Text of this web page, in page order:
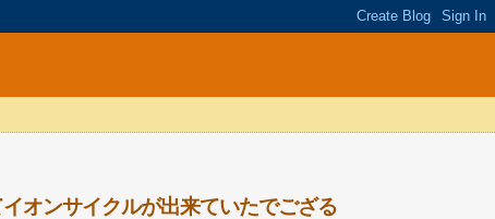
オンサイクルが出来ていたでござる